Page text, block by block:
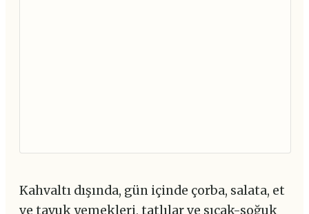
Kahvaltı dışında, gün içinde çorba, salata, et
ve tavuk yemekleri, tatlılar ve sıcak-soğuk